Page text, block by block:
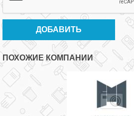
ПОХОЖИЕ КОМПАНИИ